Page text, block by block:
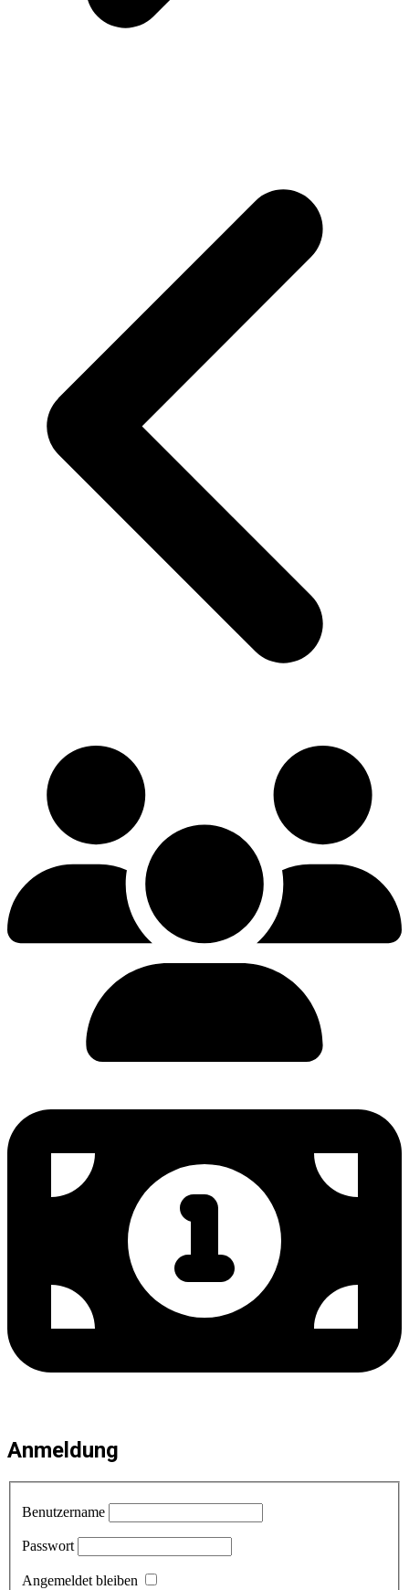
Anmeldung
Benutzername
Passwort
Angemeldet bleiben